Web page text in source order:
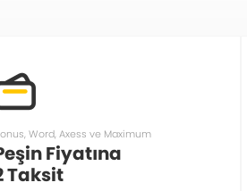
Word, Axess ve Maximum
Fiyatına
Taksit